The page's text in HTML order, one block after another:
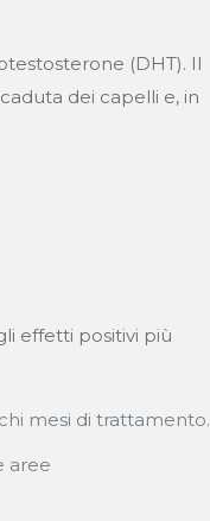
(DHT). Il
dei capelli e, in
effetti positivi più
mesi di trattamento.
aree